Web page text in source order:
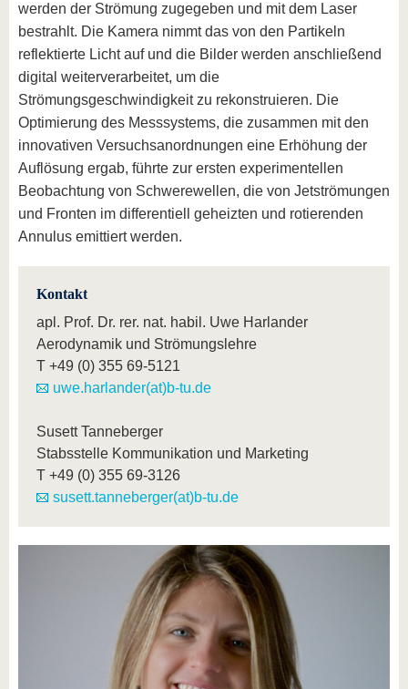
werden der Strömung zugegeben und mit dem Laser
bestrahlt. Die Kamera nimmt das von den Partikeln
reflektierte Licht auf und die Bilder werden anschließend
digital weiterverarbeitet, um die
Strömungsgeschwindigkeit zu rekonstruieren. Die
Optimierung des Messsystems, die zusammen mit den
innovativen Versuchsanordnungen eine Erhöhung der
Auflösung ergab, führte zur ersten experimentellen
Beobachtung von Schwerewellen, die von Jetströmungen
und Fronten im differentiell geheizten und rotierenden
Annulus emittiert werden.
Kontakt
apl. Prof. Dr. rer. nat. habil. Uwe Harlander
Aerodynamik und Strömungslehre
T +49 (0) 355 69-5121
uwe.harlander(at)b-tu.de
Susett Tanneberger
Stabsstelle Kommunikation und Marketing
T +49 (0) 355 69-3126
susett.tanneberger(at)b-tu.de